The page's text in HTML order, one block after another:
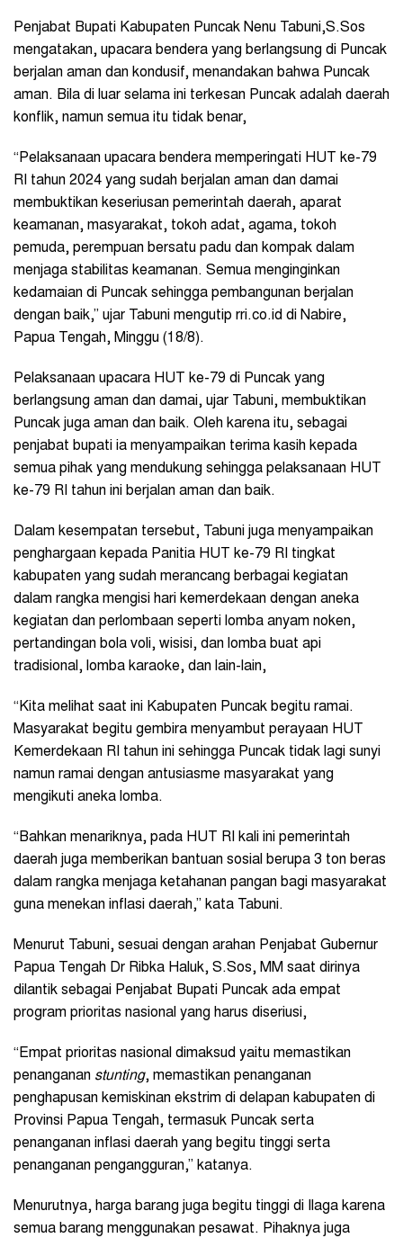
Penjabat Bupati Kabupaten Puncak Nenu Tabuni,S.Sos
mengatakan, upacara bendera yang berlangsung di Puncak
berjalan aman dan kondusif, menandakan bahwa Puncak
aman. Bila di luar selama ini terkesan Puncak adalah daerah
konflik, namun semua itu tidak benar,
“Pelaksanaan upacara bendera memperingati HUT ke-79
RI tahun 2024 yang sudah berjalan aman dan damai
membuktikan keseriusan pemerintah daerah, aparat
keamanan, masyarakat, tokoh adat, agama, tokoh
pemuda, perempuan bersatu padu dan kompak dalam
menjaga stabilitas keamanan. Semua menginginkan
kedamaian di Puncak sehingga pembangunan berjalan
dengan baik,” ujar Tabuni mengutip rri.co.id di Nabire,
Papua Tengah, Minggu (18/8).
Pelaksanaan upacara HUT ke-79 di Puncak yang
berlangsung aman dan damai, ujar Tabuni, membuktikan
Puncak juga aman dan baik. Oleh karena itu, sebagai
penjabat bupati ia menyampaikan terima kasih kepada
semua pihak yang mendukung sehingga pelaksanaan HUT
ke-79 RI tahun ini berjalan aman dan baik.
Dalam kesempatan tersebut, Tabuni juga menyampaikan
penghargaan kepada Panitia HUT ke-79 RI tingkat
kabupaten yang sudah merancang berbagai kegiatan
dalam rangka mengisi hari kemerdekaan dengan aneka
kegiatan dan perlombaan seperti lomba anyam noken,
pertandingan bola voli, wisisi, dan lomba buat api
tradisional, lomba karaoke, dan lain-lain,
“Kita melihat saat ini Kabupaten Puncak begitu ramai.
Masyarakat begitu gembira menyambut perayaan HUT
Kemerdekaan RI tahun ini sehingga Puncak tidak lagi sunyi
namun ramai dengan antusiasme masyarakat yang
mengikuti aneka lomba.
“Bahkan menariknya, pada HUT RI kali ini pemerintah
daerah juga memberikan bantuan sosial berupa 3 ton beras
dalam rangka menjaga ketahanan pangan bagi masyarakat
guna menekan inflasi daerah,” kata Tabuni.
Menurut Tabuni, sesuai dengan arahan Penjabat Gubernur
Papua Tengah Dr Ribka Haluk, S.Sos, MM saat dirinya
dilantik sebagai Penjabat Bupati Puncak ada empat
program prioritas nasional yang harus diseriusi,
“Empat prioritas nasional dimaksud yaitu memastikan
penanganan stunting, memastikan penanganan
penghapusan kemiskinan ekstrim di delapan kabupaten di
Provinsi Papua Tengah, termasuk Puncak serta
penanganan inflasi daerah yang begitu tinggi serta
penanganan pengangguran,” katanya.
Menurutnya, harga barang juga begitu tinggi di Ilaga karena
semua barang menggunakan pesawat. Pihaknya juga